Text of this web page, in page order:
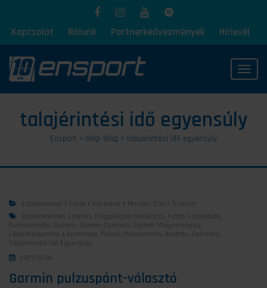
Kapcsolat Rólunk Partnerkedvezmények Hírlevél
talajérintési idő egyensúly
Ensport > Régi Blog > talajérintési idő egyensúly
Edzéselmélet / Futás / Kerékpár / Minden Cikk / Triatlon
Edzéstervezés, Ensport , Függőleges Oszcilláció , Futás, Futóedzés,
Futótechnika, Garmin , Garmin Connect , Garmin Magyarország,
Lépésfrekvencia, Lépéshossz, Pulzus, Pulzusmérés, Résztáv , Sportóra,
Talajérintési Idő Egyensúly
2021.09.14.
Garmin pulzuspánt-választó